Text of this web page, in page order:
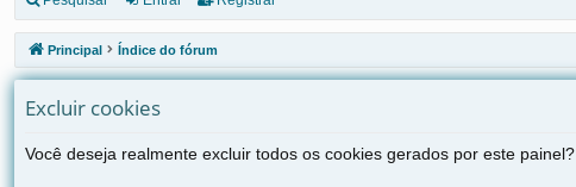
ks
rá
pi
d
Principal Índice do fórum
Excluir cookies
Você deseja realmente excluir todos os cookies gerados por este painel?